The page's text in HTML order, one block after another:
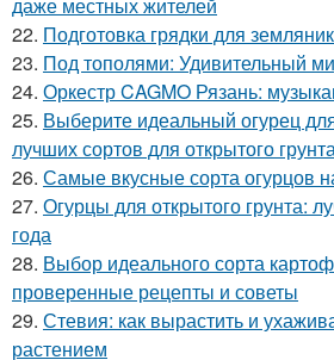
даже местных жителей
22. Подготовка грядки для
23. Под тополями: Удивительный
24. Оркестр CAGMO Рязань:
25. Выберите идеальный огурец
лучших сортов для открытого
26. Самые вкусные сорта огурцов
27. Огурцы для открытого грунта:
года
28. Выбор идеального сорта
проверенные рецепты и советы
29. Стевия: как вырастить и
растением